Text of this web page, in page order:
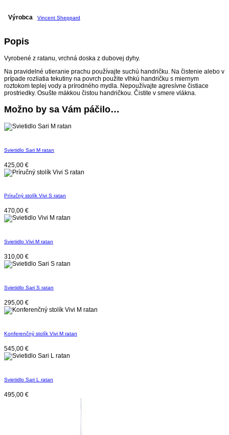
Výrobca Vincent Sheppard
Popis
Vyrobené z ratanu, vrchná doska z dubovej dyhy.
Na pravidelné utieranie prachu používajte suchú handričku. Na čistenie alebo v
prípade rozliatia tekutiny na povrch použite vlhkú handričku s miernym
roztokom teplej vody a prírodného mydla. Nepoužívajte agresívne čistiace
prostriedky. Osušte mäkkou čistou handričkou. Čistite v smere vlákna.
Možno by sa Vám páčilo…
Svietidlo Sari M ratan
425,00 €
Príručný stolík Vivi S ratan
470,00 €
Svietidlo Vivi M ratan
310,00 €
Svietidlo Sari S ratan
295,00 €
Konferenčný stolík Vivi M ratan
545,00 €
Svietidlo Sari L ratan
495,00 €